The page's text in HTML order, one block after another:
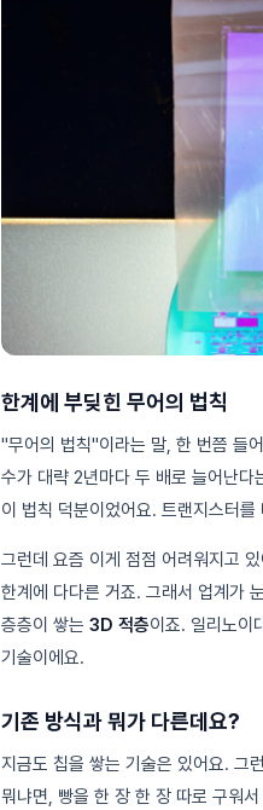
한계에 부딪힌 무어의 법칙
"무어의 법칙"이라는 말, 한 번쯤 들
수가 대략 2년마다 두 배로 늘어난다
이 법칙 덕분이었어요. 트랜지스터
그런데 요즘 이게 점점 어려워지고
한계에 다다른 거죠. 그래서 업계가
층층이 쌓는 3D 적층이죠. 일리노이
기술이에요.
기존 방식과 뭐가 다른데요?
지금도 칩을 쌓는 기술은 있어요. 그
뭐냐면, 빵을 한 장 한 장 따로 구워